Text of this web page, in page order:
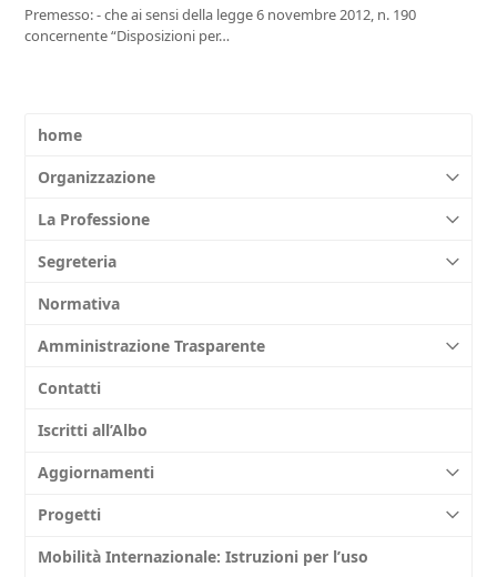
Premesso: - che ai sensi della legge 6 novembre 2012, n. 190
concernente “Disposizioni per…
home
Organizzazione
La Professione
Segreteria
Normativa
Amministrazione Trasparente
Contatti
Iscritti all’Albo
Aggiornamenti
Progetti
Mobilità Internazionale: Istruzioni per l’uso